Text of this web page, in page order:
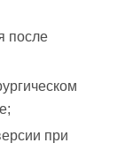
после
при